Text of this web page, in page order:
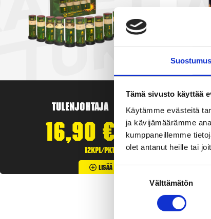
Suostumus
Tämä sivusto käyttää
Käytämme evästeitä
ja kävijämäärämme
kumppaneillemme
olet antanut heille tai
Välttämätön
Tulenjohtaja
16,90 €
12kpl/pkt
Lisää Ostoslistaan